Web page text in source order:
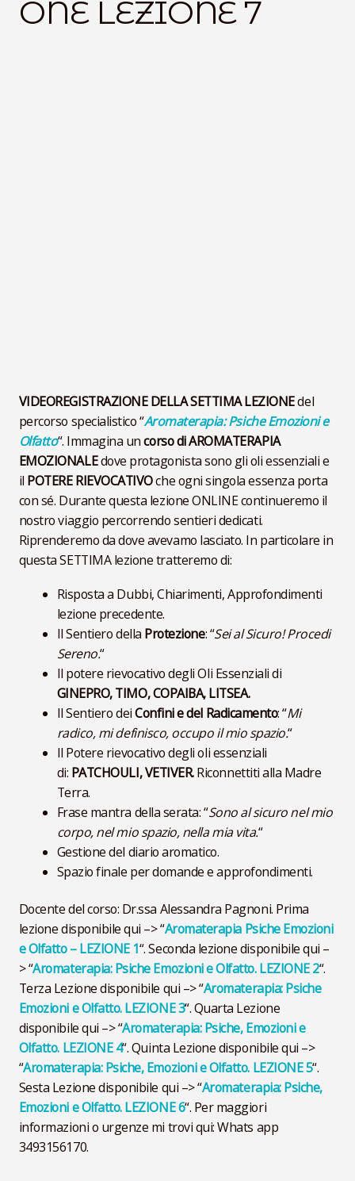
ONE LEZIONE 7
VIDEOREGISTRAZIONE DELLA SETTIMA LEZIONEdel
percorso specialistico “Aromaterapia: Psiche Emozioni e
Olfatto“. Immagina uncorso di AROMATERAPIA
EMOZIONALEdove protagonista sono gli oli essenziali e
il POTERE RIEVOCATIVOche ogni singola essenza porta
con sé. Durante questa lezione ONLINE continueremo il
nostro viaggio percorrendo sentieri dedicati.
Riprenderemo da dove avevamo lasciato. In particolare in
questa SETTIMA lezione tratteremo di:
Risposta a Dubbi, Chiarimenti, Approfondimenti
lezione precedente.
Il Sentiero della Protezione: “Sei al Sicuro! Procedi
Sereno.“
Il potere rievocativo degli Oli Essenziali di
GINEPRO, TIMO, COPAIBA, LITSEA.
Il Sentiero deiConfini e del Radicamento: “Mi
radico, mi definisco, occupo il mio spazio.“
Il Potere rievocativo degli oli essenziali
di: PATCHOULI, VETIVER.Riconnettiti alla Madre
Terra.
Frase mantra della serata: “Sono al sicuro nel mio
corpo, nel mio spazio, nella mia vita.“
Gestione del diario aromatico.
Spazio finale per domande e approfondimenti.
Docente del corso: Dr.ssa Alessandra Pagnoni. Prima
lezione disponibile qui –> “Aromaterapia Psiche Emozioni
e Olfatto – LEZIONE 1“. Seconda lezione disponibile qui –
> “Aromaterapia: Psiche Emozioni e Olfatto. LEZIONE 2“.
Terza Lezione disponibile qui –> “Aromaterapia: Psiche
Emozioni e Olfatto. LEZIONE 3“. Quarta Lezione
disponibile qui –> “Aromaterapia: Psiche, Emozioni e
Olfatto. LEZIONE 4“. Quinta Lezione disponibile qui –>
“Aromaterapia: Psiche, Emozioni e Olfatto. LEZIONE 5“.
Sesta Lezione disponibile qui –> “Aromaterapia: Psiche,
Emozioni e Olfatto. LEZIONE 6“. Per maggiori
informazioni o urgenze mi trovi qui: Whats app
3493156170.